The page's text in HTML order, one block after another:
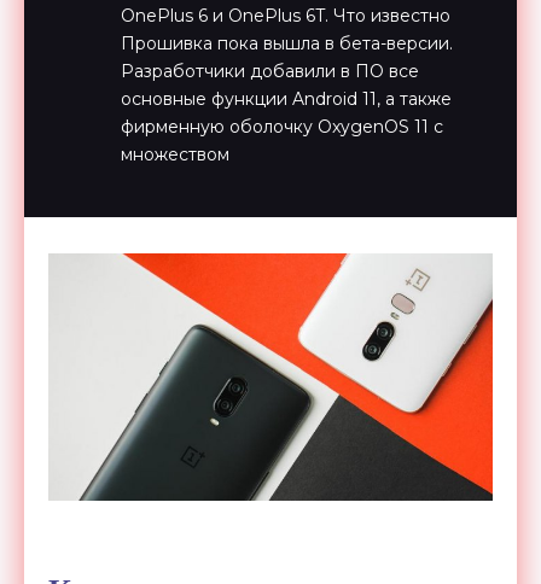
OnePlus 6 и OnePlus 6T. Что известно
Прошивка пока вышла в бета-версии.
Разработчики добавили в ПО все
основные функции Android 11, а также
фирменную оболочку OxygenOS 11 с
множеством